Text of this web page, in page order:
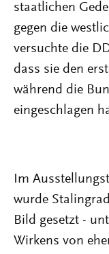
staatlichen
gegen die
versuchte die
dass sie den
während die
eingeschlagen
Im
wurde
Bild gesetzt -
Wirkens von